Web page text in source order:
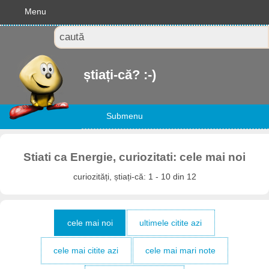
Menu
știați-că? :-)
Submenu
Stiati ca Energie, curiozitati: cele mai noi
curiozități, știați-că: 1 - 10 din 12
cele mai noi ultimele citite azi
cele mai citite azi cele mai mari note